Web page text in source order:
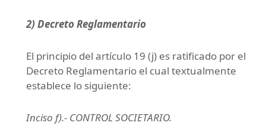
2) Decreto Reglamentario
El principio del artículo 19 (j) es ratificado por el
Decreto Reglamentario el cual textualmente
establece lo siguiente:
Inciso f).- CONTROL SOCIETARIO.